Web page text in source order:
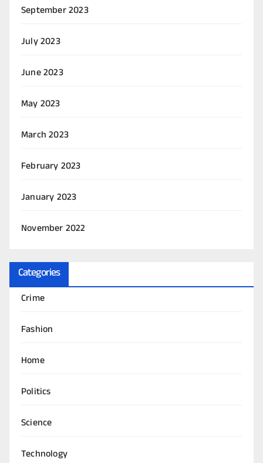
September 2023
July 2023
June 2023
May 2023
March 2023
February 2023
January 2023
November 2022
Categories
Crime
Fashion
Home
Politics
Science
Technology